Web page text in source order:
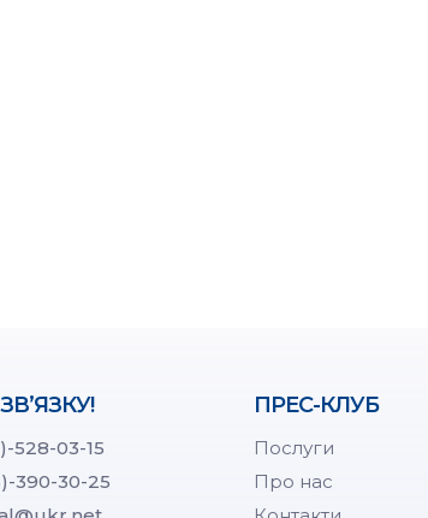
528-03-15
390-30-25
ПРЕС-КЛУБ
Послуги
Про нас